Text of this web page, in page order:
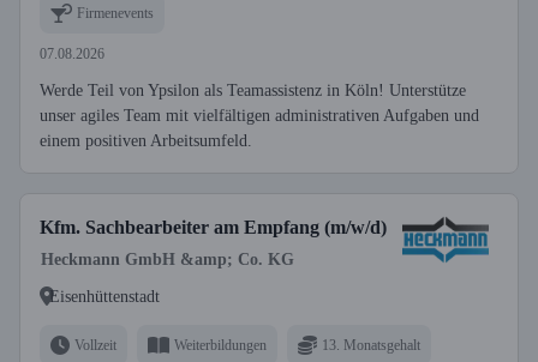
Firmenevents
07.08.2026
Werde Teil von Ypsilon als Teamassistenz in Köln! Unterstütze
unser agiles Team mit vielfältigen administrativen Aufgaben und
einem positiven Arbeitsumfeld.
Kfm. Sachbearbeiter am Empfang (m/w/d)
Heckmann GmbH &amp; Co. KG
Eisenhüttenstadt
Vollzeit Weiterbildungen 13. Monatsgehalt